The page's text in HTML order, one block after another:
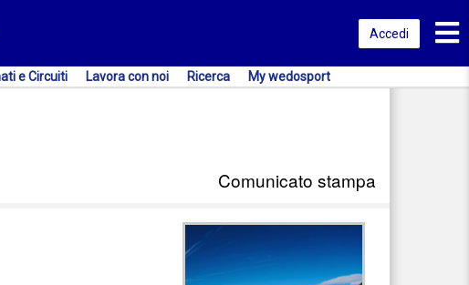
Accedi
e Circuiti Lavora con noi Ricerca My wedosport
Comunicato stampa